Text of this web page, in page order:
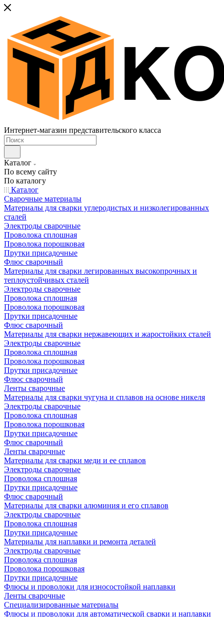
Интернет-магазин представительского класса
Каталог
По всему сайту
По каталогу
Каталог
Сварочные материалы
Материалы для сварки углеродистых и низколегированных
сталей
Электроды сварочные
Проволока сплошная
Проволока порошковая
Прутки присадочные
Флюс сварочный
Материалы для сварки легированных высокопрочных и
теплоустойчивых сталей
Электроды сварочные
Проволока сплошная
Проволока порошковая
Прутки присадочные
Флюс сварочный
Материалы для сварки нержавеющих и жаростойких сталей
Электроды сварочные
Проволока сплошная
Проволока порошковая
Прутки присадочные
Флюс сварочный
Ленты сварочные
Материалы для сварки чугуна и сплавов на основе никеля
Электроды сварочные
Проволока сплошная
Проволока порошковая
Прутки присадочные
Флюс сварочный
Ленты сварочные
Материалы для сварки меди и ее сплавов
Электроды сварочные
Проволока сплошная
Прутки присадочные
Флюс сварочный
Материалы для сварки алюминия и его сплавов
Электроды сварочные
Проволока сплошная
Прутки присадочные
Материалы для наплавки и ремонта деталей
Электроды сварочные
Проволока сплошная
Проволока порошковая
Прутки присадочные
Флюсы и проволоки для износостойкой наплавки
Ленты сварочные
Специализированные материалы
Флюсы и проволоки для автоматической сварки и наплавки